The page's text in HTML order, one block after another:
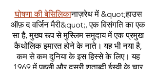
घोषणा की बेसिलिकानाज़रेथ में &quot;हाउस
ऑफ़ द वर्जिन मैरी&quot;, एक विसंगति का एक
सा है, मुख्य रूप से मुस्लिम समुदाय में एक प्रमुख
कैथोलिक इमारत होने के नाते। यह भी नया है,
कम से कम दुनिया के इस हिस्से के लिए। यह
1969 में पहली और दूसरी शताब्दी ईस्वी के चार